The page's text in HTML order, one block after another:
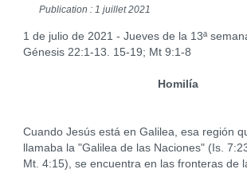
Publication : 1 juillet 2021
1 de julio de 2021 - Jueves de la 13ª
Génesis 22:1-13. 15-19; Mt 9:1-8
Homilía
Cuando Jesús está en Galilea, esa región
llamaba la "Galilea de las Naciones" (Is.
Mt. 4:15), se encuentra en las fronteras de